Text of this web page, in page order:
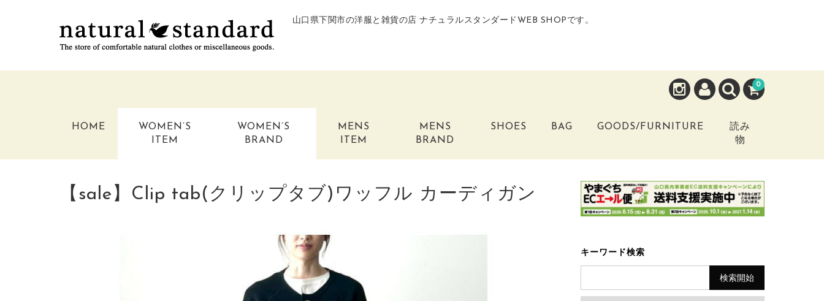
山口県下関市の洋服と雑貨の店 ナチュラルスタンダードWEB SHOPです。
0
HOME
WOMEN’S
ITEM
WOMEN’S
BRAND
MENS
ITEM
MENS
BRAND
SHOES BAG GOODS/FURNITURE
読み
物
【sale】Clip tab(クリップタブ)ワッフル カーディガン
キーワード検索